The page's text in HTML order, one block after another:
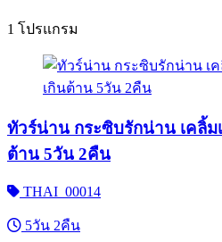
1 โปรแกรม
ทัวร์น่าน กระซิบรักน่าน เคลิ้ม
ต้าน 5วัน 2คืน
THAI_00014
5วัน 2คืน